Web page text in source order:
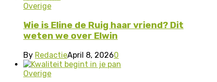
Overige
Wie is Eline de Ruig haar vriend? Dit
weten we over Elwin
By RedactieApril 8, 20260
Overige